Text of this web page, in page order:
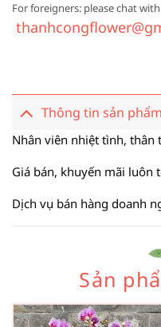
For foreigners: please chat
Thông tin sản phẩm
Nhân viên nhiệt tình, thân
Giá bán, khuyến mãi luôn
Dịch vụ bán hàng doanh
Sản